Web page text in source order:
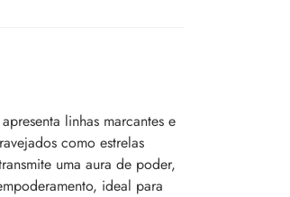
linhas marcantes e
como estrelas
uma aura de poder,
ideal para